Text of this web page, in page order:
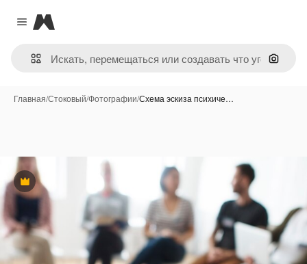
Close menu
Magnific
Поиск
Главная/Стоковый/Фотографии/Схема эскиза психиче…
Премиум